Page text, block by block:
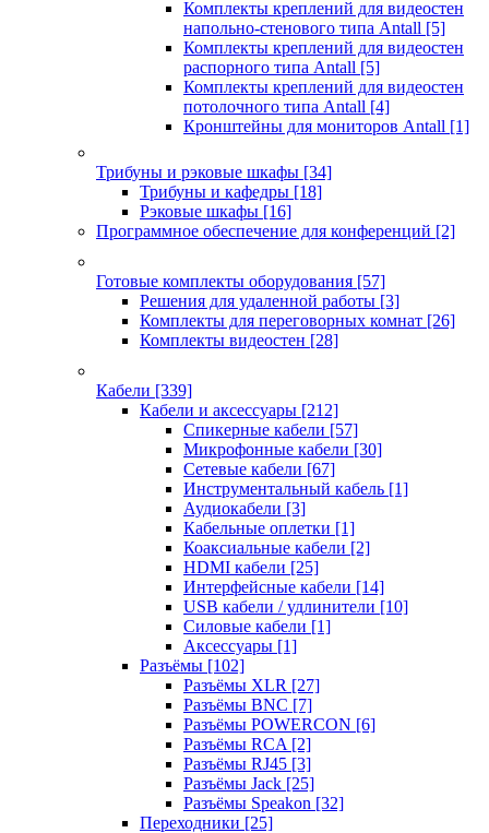
Комплекты креплений для видеостен
напольно-стенового типа Antall [5]
Комплекты креплений для видеостен
распорного типа Antall [5]
Комплекты креплений для видеостен
потолочного типа Antall [4]
Кронштейны для мониторов Antall [1]
Трибуны и рэковые шкафы [34]
Трибуны и кафедры [18]
Рэковые шкафы [16]
Программное обеспечение для конференций [2]
Готовые комплекты оборудования [57]
Решения для удаленной работы [3]
Комплекты для переговорных комнат [26]
Комплекты видеостен [28]
Кабели [339]
Кабели и аксессуары [212]
Спикерные кабели [57]
Микрофонные кабели [30]
Сетевые кабели [67]
Инструментальный кабель [1]
Аудиокабели [3]
Кабельные оплетки [1]
Коаксиальные кабели [2]
HDMI кабели [25]
Интерфейсные кабели [14]
USB кабели / удлинители [10]
Силовые кабели [1]
Аксессуары [1]
Разъёмы [102]
Разъёмы XLR [27]
Разъёмы BNC [7]
Разъёмы POWERCON [6]
Разъёмы RCA [2]
Разъёмы RJ45 [3]
Разъёмы Jack [25]
Разъёмы Speakon [32]
Переходники [25]